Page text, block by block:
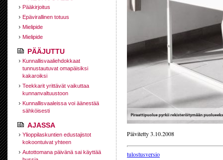
Pääkirjoitus
Epävirallinen totuus
Mielipide
Mielipide
PÄÄJUTTU
Kunnallisvaaliehdokkaat
tunnustautuvat omapäisiksi
kakaroiksi
Teekkarit yrittävät vaikuttaa
kunnanvaltuustoon
Kunnallisvaaleissa voi äänestää
sähköisesti
AJASSA
Ylioppilaskuntien edustajistot
kokoontuivat yhteen
Autottomana päivänä sai käyttää
Päivitetty 3.10.2008
tulostusversio